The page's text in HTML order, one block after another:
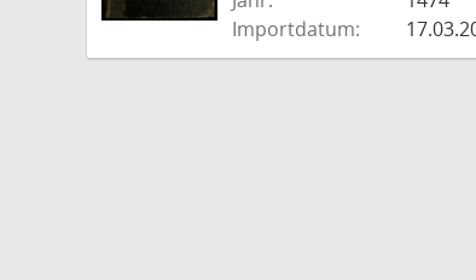
Importdatum: